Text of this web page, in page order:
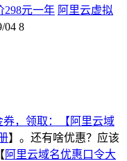
阿里云虚拟
04 8
券，领取：【 阿里云域
】。还有啥优惠？应该
阿里云域名优惠口令大